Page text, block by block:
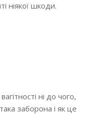
ніякої шкоди.
ні до чого,
заборона і як це